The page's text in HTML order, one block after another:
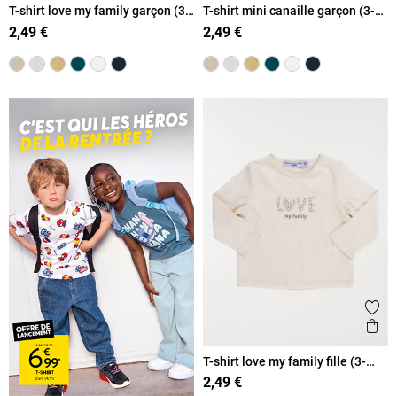
T-shirt love my family garçon (3-
36M)
2,49 €
T-shirt mini canaille garçon (3-
36M)
2,49 €
T-shirt love my family fille (3-
36M)
2,49 €